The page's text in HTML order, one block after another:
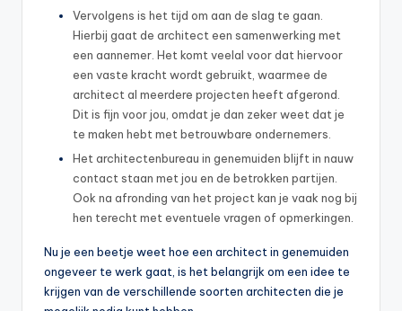
Vervolgens is het tijd om aan de slag te gaan.
Hierbij gaat de architect een samenwerking met
een aannemer. Het komt veelal voor dat hiervoor
een vaste kracht wordt gebruikt, waarmee de
architect al meerdere projecten heeft afgerond.
Dit is fijn voor jou, omdat je dan zeker weet dat je
te maken hebt met betrouwbare ondernemers.
Het architectenbureau in genemuiden blijft in nauw
contact staan met jou en de betrokken partijen.
Ook na afronding van het project kan je vaak nog bij
hen terecht met eventuele vragen of opmerkingen.
Nu je een beetje weet hoe een architect in genemuiden
ongeveer te werk gaat, is het belangrijk om een idee te
krijgen van de verschillende soorten architecten die je